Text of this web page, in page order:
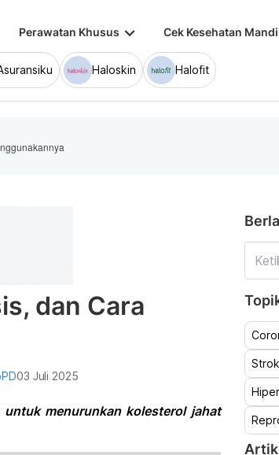
Perawatan Khusus keyboard_arrow_down Cek Kesehatan
Haloskin Halofit
dan Cara
03 Juli 2025
menurunkan kolesterol jahat